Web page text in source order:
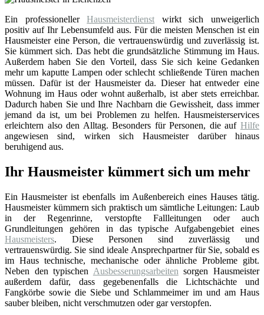
Ein professionellerHausmeisterdienst wirkt sich unweigerlich
positiv auf Ihr Lebensumfeld aus. Für die meisten Menschen ist ein
Hausmeister eine Person, die vertrauenswürdig und zuverlässig ist.
Sie kümmert sich. Das hebt die grundsätzliche Stimmung im Haus.
Außerdem haben Sie den Vorteil, dass Sie sich keine Gedanken
mehr um kaputte Lampen oder schlecht schließende Türen machen
müssen. Dafür ist der Hausmeister da. Dieser hat entweder eine
Wohnung im Haus oder wohnt außerhalb, ist aber stets erreichbar.
Dadurch haben Sie und Ihre Nachbarn die Gewissheit, dass immer
jemand da ist, um bei Problemen zu helfen. Hausmeisterservices
erleichtern also den Alltag. Besonders für Personen, die auf Hilfe
angewiesen sind, wirken sich Hausmeister darüber hinaus
beruhigend aus.
Ihr Hausmeister kümmert sich um mehr
Ein Hausmeister ist ebenfalls im Außenbereich eines Hauses tätig.
Hausmeister kümmern sich praktisch um sämtliche Leitungen: Laub
in der Regenrinne, verstopfte Fallleitungen oder auch
Grundleitungen gehören in das typische Aufgabengebiet eines
Hausmeisters. Diese Personen sind zuverlässig und
vertrauenswürdig. Sie sind ideale Ansprechpartner für Sie, sobald es
im Haus technische, mechanische oder ähnliche Probleme gibt.
Neben den typischen Ausbesserungsarbeiten sorgen Hausmeister
außerdem dafür, dass gegebenenfalls die Lichtschächte und
Fangkörbe sowie die Siebe und Schlammeimer im und am Haus
sauber bleiben, nicht verschmutzen oder gar verstopfen.